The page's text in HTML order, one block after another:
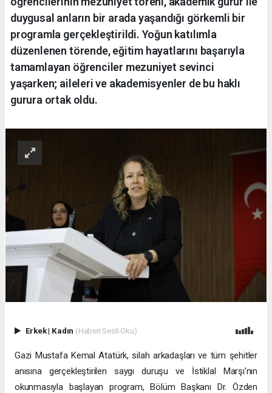
duygusal anların bir arada yaşandığı görkemli bir
programla gerçekleştirildi. Yoğun katılımla
düzenlenen törende, eğitim hayatlarını başarıyla
tamamlayan öğrenciler mezuniyet sevinci
yaşarken; aileleri ve akademisyenler de bu haklı
gurura ortak oldu.
Erkek| Kadın (Haberi Sesli Oku)
Gazi Mustafa Kemal Atatürk, silah arkadaşları ve tüm şehitler
anısına gerçekleştirilen saygı duruşu ve İstiklal Marşı'nın
okunmasıyla başlayan program, Bölüm Başkanı Dr. Özden